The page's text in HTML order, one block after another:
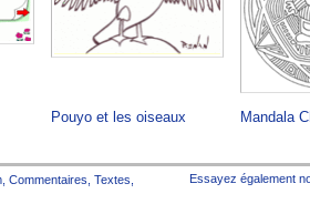
Pouyo et les oiseaux Mandala
Commentaires Textes Essayez également